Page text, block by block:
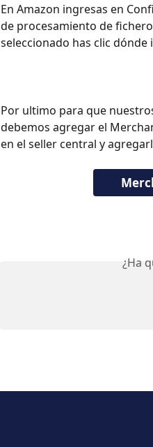
En Amazon ingresas en
de procesamiento de
seleccionado has clic
Por ultimo para que
debemos agregar el
en el seller central y
¿Ha